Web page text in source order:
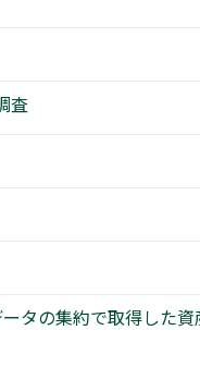
査
タの集約で取得した